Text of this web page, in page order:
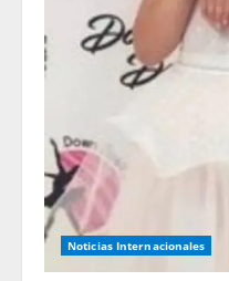
e
d
i
n
Noticias Internacionales